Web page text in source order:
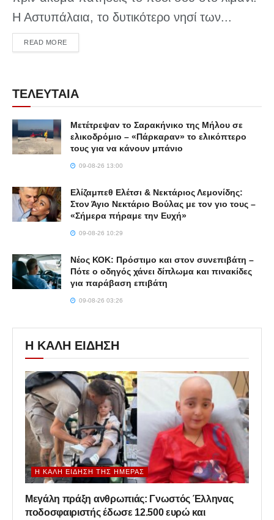
Η Αστυπάλαια, το δυτικότερο νησί των...
READ MOREDETAILS
ΤΕΛΕΥΤΑΙΑ
Μετέτρεψαν το Σαρακήνικο της Μήλου σε
ελικοδρόμιο – «Πάρκαραν» το ελικόπτερο
τους για να κάνουν μπάνιο
09-08-26 13:00
Ελίζαμπεθ Ελέτσι & Νεκτάριος Λεμονίδης:
Στον Άγιο Νεκτάριο Βούλας με τον γιο τους –
«Σήμερα πήραμε την Ευχή»
09-08-26 10:29
Νέος ΚΟΚ: Πρόστιμο και στον συνεπιβάτη –
Πότε ο οδηγός χάνει δίπλωμα και πινακίδες
για παράβαση επιβάτη
09-08-26 03:26
Η ΚΑΛΗ ΕΙΔΗΣΗ
Η ΚΑΛΉ ΕΊΔΗΣΗ ΤΗΣ ΗΜΈΡΑΣ
Μεγάλη πράξη ανθρωπιάς: Γνωστός Έλληνας
ποδοσφαιριστής έδωσε 12.500 ευρώ και